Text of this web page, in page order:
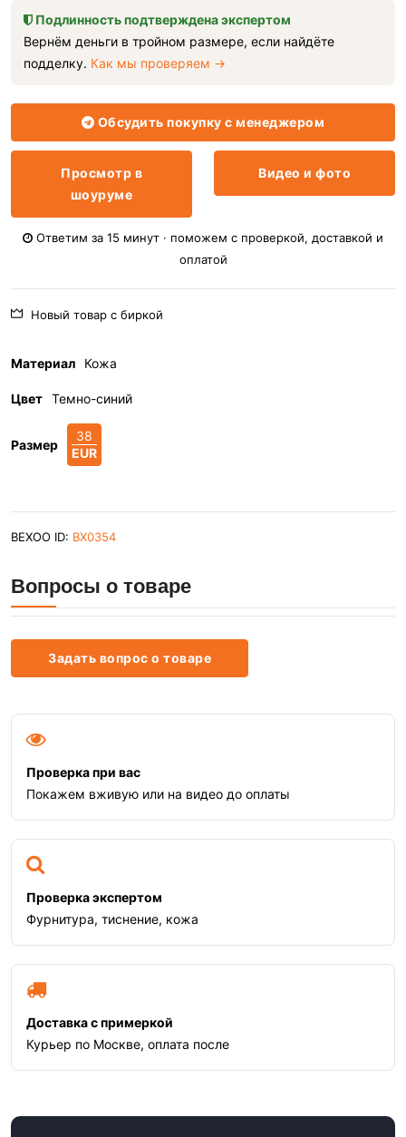
Подлинность подтверждена экспертом
Вернём деньги в тройном размере, если найдёте
подделку. Как мы проверяем →
Обсудить покупку с менеджером
Просмотр в
шоуруме
Видео и фото
Ответим за 15 минут · поможем с проверкой, доставкой и
оплатой
Новый товар с биркой
Материал Кожа
Цвет Темно-синий
Размер
38
EUR
BEXOO ID: BX0354
Вопросы о товаре
Задать вопрос о товаре
Проверка при вас
Покажем вживую или на видео до оплаты
Проверка экспертом
Фурнитура, тиснение, кожа
Доставка с примеркой
Курьер по Москве, оплата после